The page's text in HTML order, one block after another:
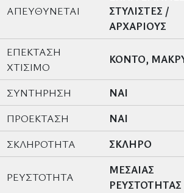
ΑΠΕΥΘΥΝΕΤΑΙ
ΣΤΥΛΙΣΤΕΣ /
ΑΡΧΑΡΙΟΥΣ
ΕΠΕΚΤΑΣΗ
ΧΤΙΣΙΜΟ
ΚΟΝΤΟ,
ΣΥΝΤΗΡΗΣΗ
ΝΑΙ
ΠΡΟΕΚΤΑΣΗ
ΝΑΙ
ΣΚΛΗΡΟΤΗΤΑ
ΣΚΛΗΡΟ
ΡΕΥΣΤΟΤΗΤΑ
ΜΕΣΑΙΑΣ
ΡΕΥΣΤΟΤΗΤΑΣ